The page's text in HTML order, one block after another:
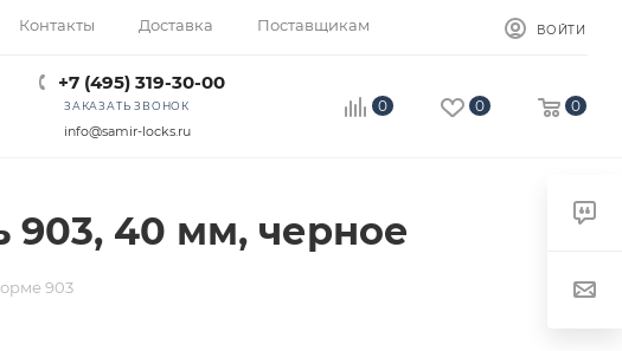
Контакты Доставка Поставщикам ВОЙТИ
+7 (495) 319-30-00
ЗАКАЗАТЬ ЗВОНОК
info@samir-locks.ru
0 0 0
903, 40 мм, черное
903